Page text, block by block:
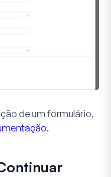
de um formulário,
.